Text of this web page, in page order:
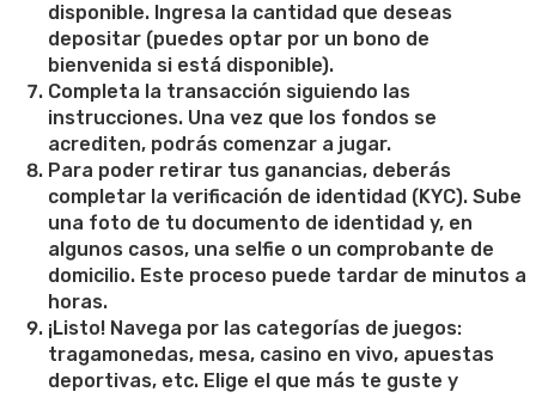
disponible. Ingresa la cantidad que deseas
depositar (puedes optar por un bono de
bienvenida si está disponible).
Completa la transacción siguiendo las
instrucciones. Una vez que los fondos se
acrediten, podrás comenzar a jugar.
Para poder retirar tus ganancias, deberás
completar la verificación de identidad (KYC). Sube
una foto de tu documento de identidad y, en
algunos casos, una selfie o un comprobante de
domicilio. Este proceso puede tardar de minutos a
horas.
¡Listo! Navega por las categorías de juegos:
tragamonedas, mesa, casino en vivo, apuestas
deportivas, etc. Elige el que más te guste y